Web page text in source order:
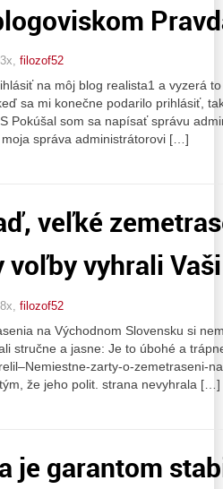
filozof52
na môj blog realista1 a vyzerá
sa mi konečne podarilo prihlásiť,
Pokúšal som sa napísať správu
správa administrátorovi […]
veľké
voľby vyhrali
filozof52
na Východnom Slovensku si
stručne a jasne: Je to úbohé a
zarty-o-zemetraseni-
že jeho polit. strana nevyhrala […]
je garantom